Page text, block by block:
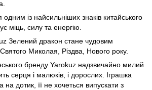
із найсильніших знаків китайського
міць, силу та енергію.
Зелений дракон стане чудовим
Миколая, Різдва, Нового року.
бренду Yarokuz надзвичайно милий
серця і малюків, і дорослих. Іграшка
дотик, її не хочеться випускати з